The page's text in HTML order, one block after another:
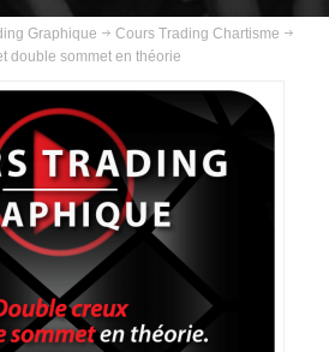
Graphique
Cours Trading Chartisme
double sommet en théorie